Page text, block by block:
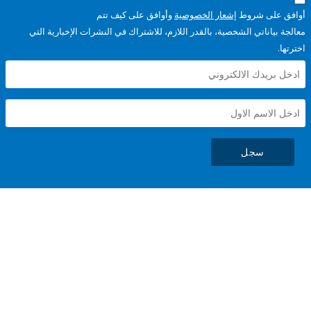
شروطإشعار الخصوصيةوأوافق على كيف تتم
الشخصية، بالقدر اللازم، للاشتراك في النشرات الإخبارية التي